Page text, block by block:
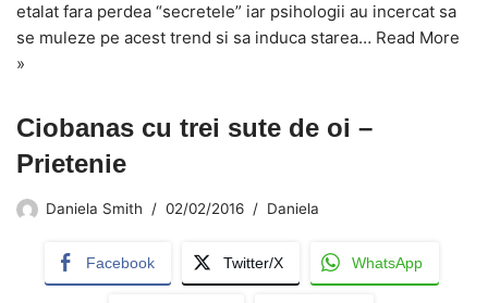
etalat fara perdea “secretele” iar psihologii au incercat sa
se muleze pe acest trend si sa induca starea… Read More
»
Ciobanas cu trei sute de oi –
Prietenie
Daniela Smith 02/02/2016 Daniela
Facebook Twitter/X WhatsApp